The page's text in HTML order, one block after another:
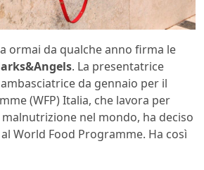
ormai da qualche anno firma le
. La presentatrice
da gennaio per il
(WFP) Italia, che lavora per
nel mondo, ha deciso
World Food Programme. Ha così